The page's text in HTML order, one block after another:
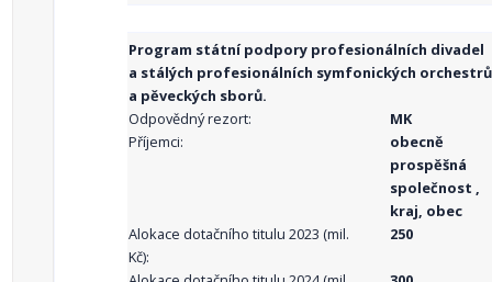
Program státní podpory profesionálních divadel
a stálých profesionálních symfonických orchestrů
a pěveckých sborů.
Odpovědný rezort:
MK
Příjemci:
obecně
prospěšná
společnost ,
kraj, obec
Alokace dotačního titulu 2023 (mil.
Kč):
250